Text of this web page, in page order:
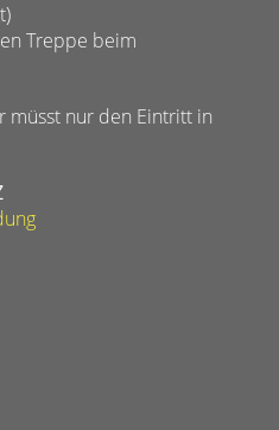
Treppe beim
müsst nur den Eintritt in